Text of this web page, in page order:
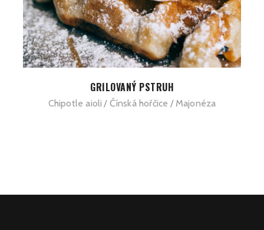
GRILOVANÝ PSTRUH
Chipotle aioli Čínská hořčice Majonéza